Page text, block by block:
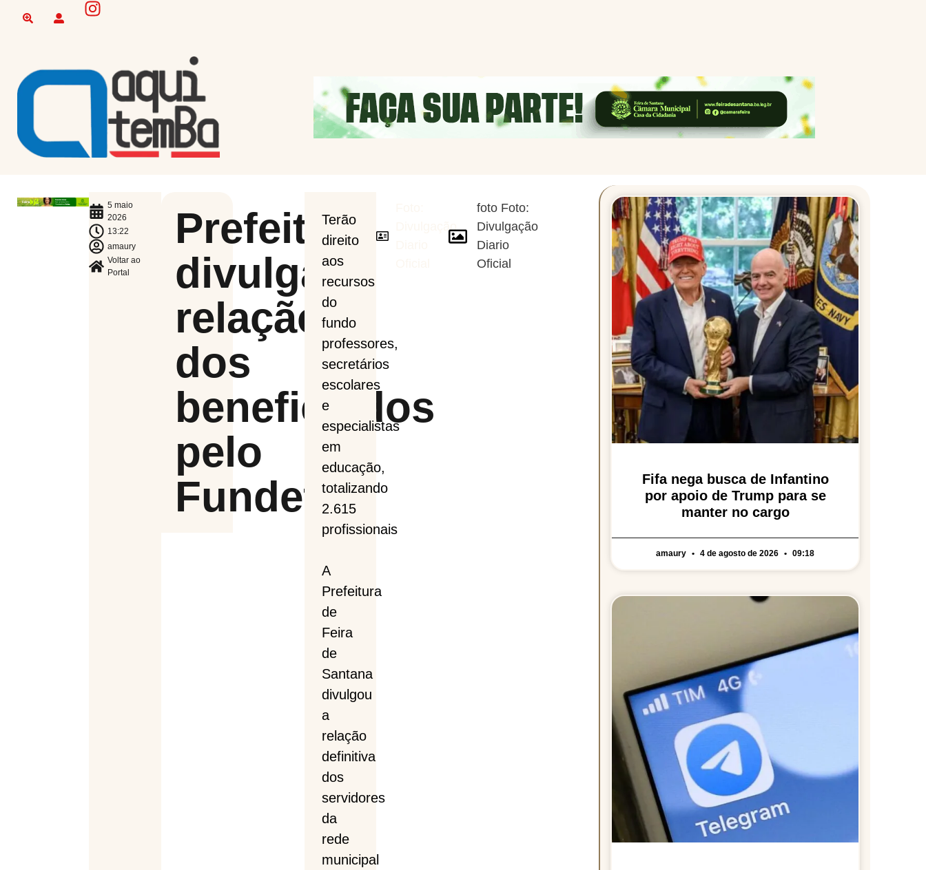
5 maio
2026
13:22
amaury
Voltar ao
Portal
Prefeitura
divulga
relação
dos
beneficiados
pelo
Fundef
Terão
direito
aos
recursos
do
fundo
professores,
secretários
escolares
e
especialistas
em
educação,
totalizando
2.615
profissionais
A
Prefeitura
de
Feira
de
Santana
divulgou
a
relação
definitiva
dos
servidores
da
rede
municipal
Divulgação
foto Foto:
Divulgação
Diario
Oficial
Fifa nega busca de Infantino
por apoio de Trump para se
manter no cargo
amaury 4 de agosto de 2026 09:18